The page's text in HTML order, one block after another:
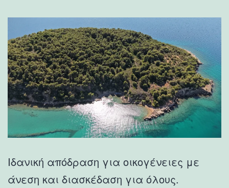
Ιδανική απόδραση για οικογένειες με
άνεση και διασκέδαση για όλους.